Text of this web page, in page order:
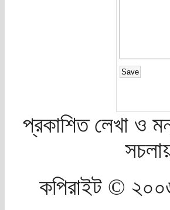
প্রকাশিত লেখা ও
কপিরাইট ©